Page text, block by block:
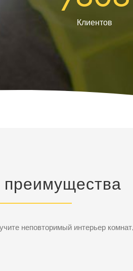
Клиентов
неповторимый интерьер